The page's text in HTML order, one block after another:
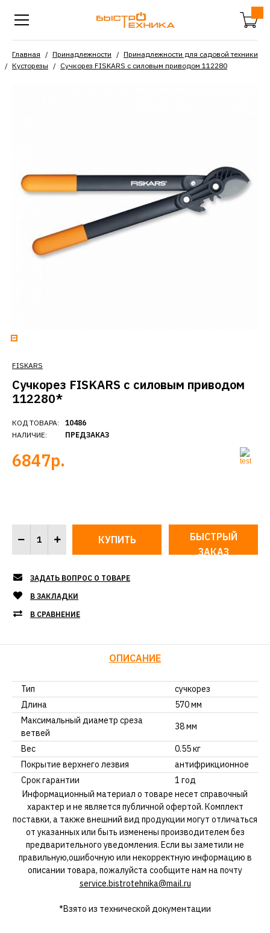
Главная Принадлежности
Принадлежности для садовой техники
Кусторезы
Сучкорез FISKARS с силовым приводом 112280
FISKARS
Сучкорез FISKARS с силовым приводом
112280*
КОД ТОВАРА:
НАЛИЧИЕ:
10486
ПРЕДЗАКАЗ
6847р.
БЫСТРЫЙ
ЗАКАЗ
ЗАДАТЬ ВОПРОС О ТОВАРЕ
В ЗАКЛАДКИ
В СРАВНЕНИЕ
ОПИСАНИЕ
Тип
сучкорез
Длина
570 мм
Максимальный диаметр среза
ветвей
38 мм
Вес
0.55 кг
Покрытие верхнего лезвия
антифрикционное
Срок гарантии
1 год
Информационный материал о товаре несет справочный
характер и не является публичной офертой. Комплект
поставки, а также внешний вид продукции могут отличаться
от указанных или быть изменены производителем без
предварительного уведомления. Если вы заметили не
правильную,ошибочную или некорректную информацию в
описании товара, пожалуйста сообщите нам на почту
service.bistrotehnika@mail.ru
*Взято из технической документации